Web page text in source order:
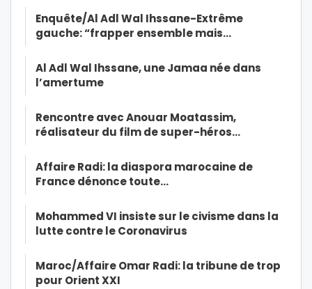
Enquête/Al Adl Wal Ihssane-Extrême
gauche: “frapper ensemble mais…
Al Adl Wal Ihssane, une Jamaa née dans
l’amertume
Rencontre avec Anouar Moatassim,
réalisateur du film de super-héros…
Affaire Radi: la diaspora marocaine de
France dénonce toute…
Mohammed VI insiste sur le civisme dans la
lutte contre le Coronavirus
Maroc/Affaire Omar Radi: la tribune de trop
pour Orient XXI